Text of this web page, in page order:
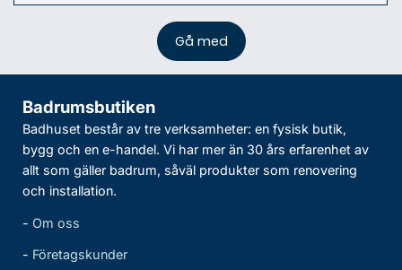
Badrumsbutiken
Badhuset består av tre verksamheter: en fysisk butik,
bygg och en e-handel. Vi har mer än 30 års erfarenhet av
allt som gäller badrum, såväl produkter som renovering
och installation.
- Om oss
- Företagskunder